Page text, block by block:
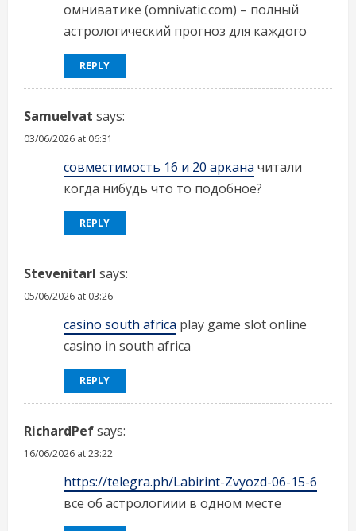
омниватике (omnivatic.com) – полный
астрологический прогноз для каждого
REPLY
Samuelvat says:
03/06/2026 at 06:31
совместимость 16 и 20 аркана читали
когда нибудь что то подобное?
REPLY
Stevenitarl says:
05/06/2026 at 03:26
casino south africa play game slot online
casino in south africa
REPLY
RichardPefsays:
16/06/2026 at 23:22
https://telegra.ph/Labirint-Zvyozd-06-15-6
все об астрологиии в одном месте